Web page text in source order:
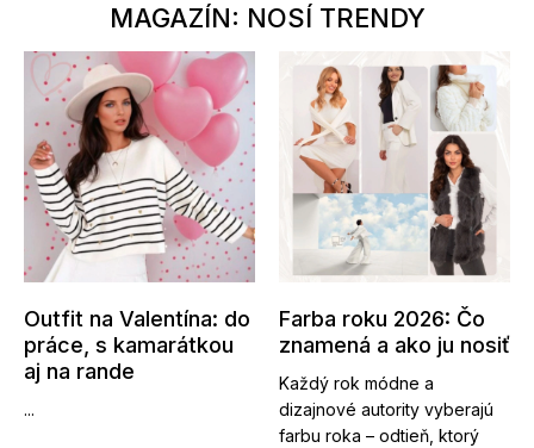
MAGAZÍN: NOSÍ TRENDY
Outfit na Valentína: do
práce, s kamarátkou
aj na rande
...
Farba roku 2026: Čo
znamená a ako ju nosiť
Každý rok módne a
dizajnové autority vyberajú
farbu roka – odtieň, ktorý